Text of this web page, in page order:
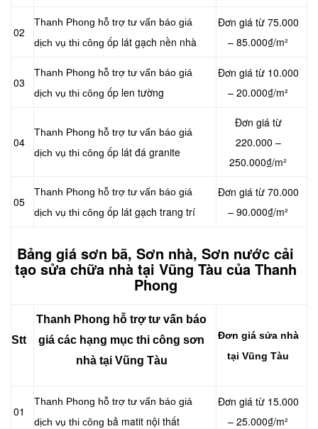
02
Thanh Phong hỗ trợ tư vấn báo giá
dịch vụ thi công ốp lát gạch nền nhà
Đơn giá từ 75.000
– 85.000₫/m²
03
Thanh Phong hỗ trợ tư vấn báo giá
dịch vụ thi công ốp len tường
Đơn giá từ 10.000
– 20.000₫/m²
04
Thanh Phong hỗ trợ tư vấn báo giá
dịch vụ thi công ốp lát đá granite
Đơn giá từ
220.000 –
250.000₫/m²
05
Thanh Phong hỗ trợ tư vấn báo giá
dịch vụ thi công ốp lát gạch trang trí
Đơn giá từ 70.000
– 90.000₫/m²
Bảng giá sơn bã, Sơn nhà, Sơn nước cải
tạo sửa chữa nhà tại Vũng Tàu của Thanh
Phong
Stt
Thanh Phong hỗ trợ tư vấn báo
giá các hạng mục thi công sơn
nhà tại Vũng Tàu
Đơn giá sửa nhà
tại Vũng Tàu
01
Thanh Phong hỗ trợ tư vấn báo giá
dịch vụ thi công bả matit nội thất
Đơn giá từ 15.000
– 25.000₫/m²